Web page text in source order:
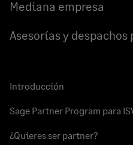
Mediana empresa
Asesorías y
Introducción
Sage Partner Program para
¿Quieres ser partner?